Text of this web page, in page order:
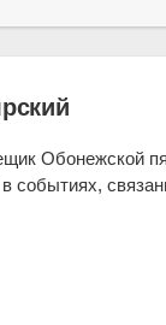
Обонежской
событиях,